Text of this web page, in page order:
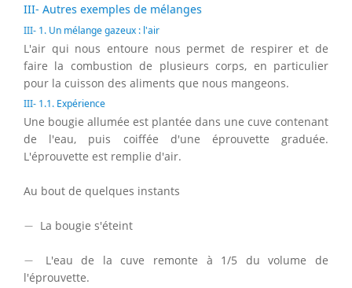
III- Autres exemples de mélanges
III- 1. Un mélange gazeux : l'air
L'air qui nous entoure nous permet de respirer et de
faire la combustion de plusieurs corps, en particulier
pour la cuisson des aliments que nous mangeons.
III- 1.1. Expérience
Une bougie allumée est plantée dans une cuve contenant
de l'eau, puis coiffée d'une éprouvette graduée.
L'éprouvette est remplie d'air.
Au bout de quelques instants
− La bougie s'éteint
−
L'eau de la cuve remonte à 1/5 du volume de
l'éprouvette.